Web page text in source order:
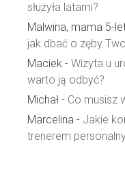
służyła latami?
Malwina, mama 5-
jak dbać o zęby
Maciek - Wizyta u
warto ją odbyć?
Michał - Co musisz
Marcelina - Jakie
trenerem